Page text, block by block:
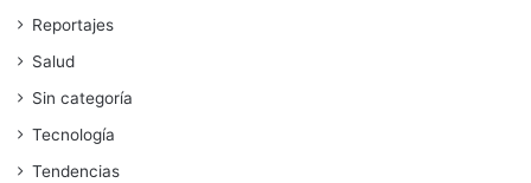
Reportajes
Salud
Sin categoría
Tecnología
Tendencias